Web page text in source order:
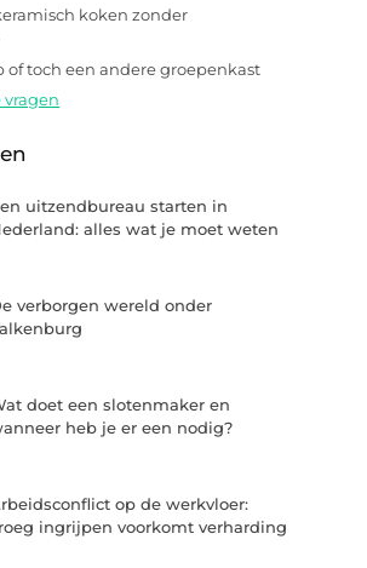
koken zonder
of toch een andere groepenkast
vragen
uitzendbureau starten in
alles wat je moet weten
verborgen wereld onder
doet een slotenmaker en
heb je er een nodig?
op de werkvloer:
ingrijpen voorkomt verharding